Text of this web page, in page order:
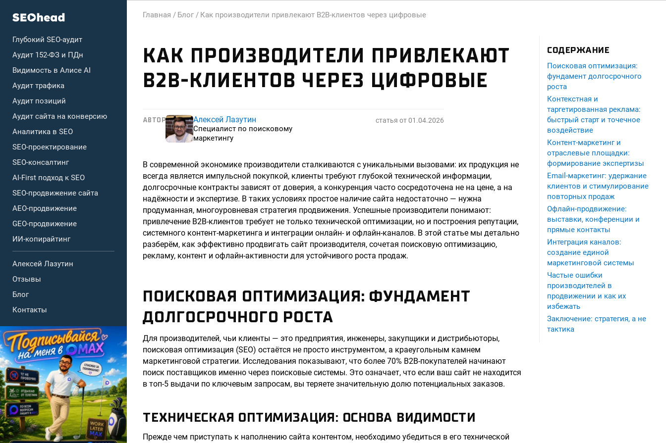
Глубокий SEO-аудит
Аудит 152-ФЗ и ПДн
Видимость в Алисе AI
Аудит трафика
Аудит позиций
Аудит сайта на конверсию
Аналитика в SEO
SEO-проектирование
SEO-консалтинг
AI-First подход к SEO
SEO-продвижение сайта
AEO-продвижение
GEO-продвижение
ИИ-копирайтинг
Алексей Лазутин
Отзывы
Блог
Контакты
Главная / Блог / Как производители привлекают B2B-клиентов через цифровые
КАК ПРОИЗВОДИТЕЛИ ПРИВЛЕКАЮТ
B2B-КЛИЕНТОВ ЧЕРЕЗ ЦИФРОВЫЕ
АВТОР статья от01.04.2026
Алексей Лазутин
Специалист по поисковому
маркетингу
В современной экономике производители сталкиваются с уникальными вызовами: их продукция не
всегда является импульсной покупкой, клиенты требуют глубокой технической информации,
долгосрочные контракты зависят от доверия, а конкуренция часто сосредоточена не на цене, а на
надёжности и экспертизе. В таких условиях простое наличие сайта недостаточно — нужна
продуманная, многоуровневая стратегия продвижения. Успешные производители понимают:
привлечение B2B-клиентов требует не только технической оптимизации, но и построения репутации,
системного контент-маркетинга и интеграции онлайн- и офлайн-каналов. В этой статье мы детально
разберём, как эффективно продвигать сайт производителя, сочетая поисковую оптимизацию,
рекламу, контент и офлайн-активности для устойчивого роста продаж.
ПОИСКОВАЯ ОПТИМИЗАЦИЯ: ФУНДАМЕНТ
ДОЛГОСРОЧНОГО РОСТА
Для производителей, чьи клиенты — это предприятия, инженеры, закупщики и дистрибьюторы,
поисковая оптимизация (SEO) остаётся не просто инструментом, а краеугольным камнем
маркетинговой стратегии. Исследования показывают, что более 70% B2B-покупателей начинают
поиск поставщиков именно через поисковые системы. Это означает, что если ваш сайт не находится
в топ-5 выдачи по ключевым запросам, вы теряете значительную долю потенциальных заказов.
ТЕХНИЧЕСКАЯ ОПТИМИЗАЦИЯ: ОСНОВА ВИДИМОСТИ
Прежде чем приступать к наполнению сайта контентом, необходимо убедиться в его технической
СОДЕРЖАНИЕ
Поисковая оптимизация:
фундамент долгосрочного
роста
Контекстная и
таргетированная реклама:
быстрый старт и точечное
воздействие
Контент-маркетинг и
отраслевые площадки:
формирование экспертизы
Email-маркетинг: удержание
клиентов и стимулирование
повторных продаж
Офлайн-продвижение:
выставки, конференции и
прямые контакты
Интеграция каналов:
создание единой
маркетинговой системы
Частые ошибки
производителей в
продвижении и как их
избежать
Заключение: стратегия, а не
тактика